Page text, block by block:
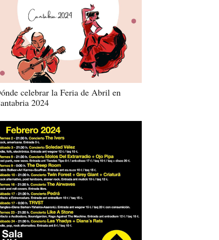
celebrar la Feria de Abril en
2024